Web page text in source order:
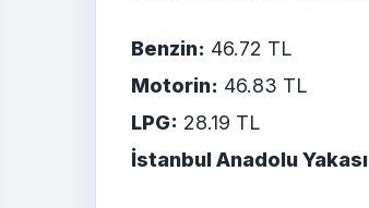
Benzin: 46.72 TL
Motorin: 46.83 TL
LPG: 28.19 TL
İstanbul Anadolu